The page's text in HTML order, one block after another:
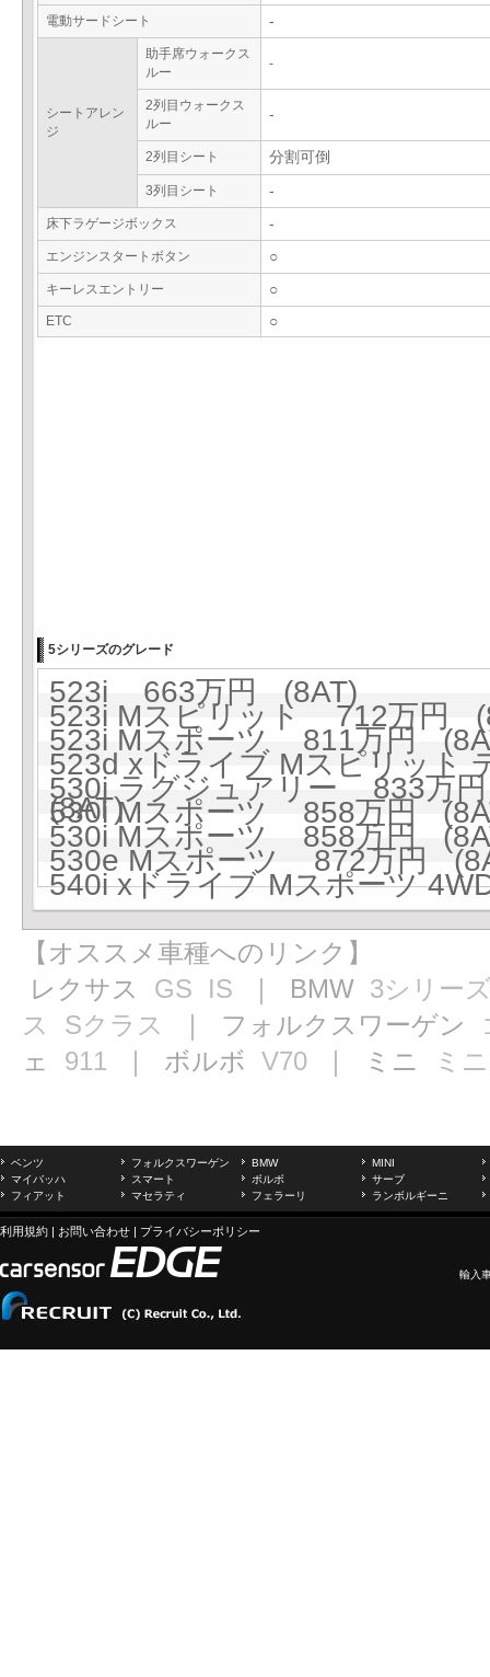
電動サードシート -
シートアレン
ジ
助手席ウォークス
ルー
-
2列目ウォークス
ルー
-
2列目シート 分割可倒
3列目シート -
床下ラゲージボックス -
エンジンスタートボタン ○
キーレスエントリー ○
ETC ○
5シリーズのグレード
523i 663万円 (8AT)
523i Mスピリット 712万円
523i Mスポーツ 811万円
523d xドライブ Mスピリッ
(8AT)
530i ラグジュアリー 833万
530i Mスポーツ 858万円
530i Mスポーツ 858万円
530e Mスポーツ 872万円
540i xドライブ Mスポーツ
【オススメ車種へのリンク】
レクサス GS IS ｜ BMW 3シリー
ス
Sクラス ｜ フォルクスワーゲン
ェ 911 ｜ ボルボ V70 ｜ ミニ ミニ
ベンツ フォルクスワーゲン BMW
MINI
マイバッハ
スマート ボルボ
サーブ
フィアット
マセラティ フェラーリ ランボルギーニ
利用規約 | お問い合わせ | プライバシーポリシー
輸入